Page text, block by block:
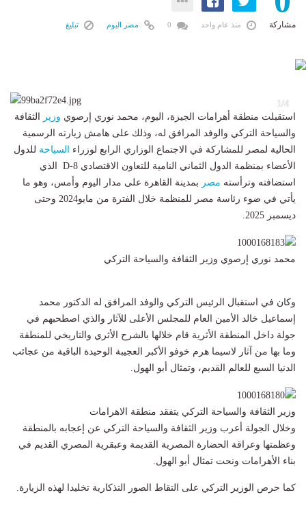
مشاركة منذ عام واحد مصر اليوم تبليغ
1/4
استقبلت منطقة أهرامات الجيزة، اليوم، محمد نوري إرصوي وزير
الثقافة
والسياحة التركي والوفد المرافق له، وذلك على هامش زيارته الرسمية
الحالية لمصر للمشاركة في الاجتماع الوزاري الرابع لوزراء
السياحة للدول
الأعضاء بمنظمة الدول الثماني النامية للتعاون الاقتصادي D-8 الذي
استضافته وترأسته مصر بمدينة القاهرة على مدار اليوم وأمس، وهو ما
يأتي في ضوء رئاسة مصر للمنظمة خلال الفترة من مايو2024 وحتى
ديسمبر 2025.
محمد نوري إرصوي وزير الثقافة والسياحة التركي
وكان في استقبال الرئيس التركي والوفد المرافق له الدكتور محمد
إسماعيل خالد الأمين العام للمجلس الأعلى للآثار والذي اصطحبهم في
جولة داخل المنطقة الأثرية قام خلالها بالشرح الأثري والتاريخي للمنطقة
وما بها من آثار لاسيما هرم خوفو الأكبر العجيبة الوحيدة الباقية من عجائب
الدنيا السبع للعالم القديم، وتمثال أبو الهول.
وزير الثقافة والسياحة التركي يتفقد منطقة الاهرامات
وخلال الجولة أعرب وزير الثقافة والسياحة التركي عن إعجابه بالمنطقة
وعظمتها وعراقة الحضارة المصرية القديمة وعبقرية المصري القديم في
بناء الأهرامات ونحت تمثال أبو الهول.
كما حرص الوزير التركي على التقاط الصور التذكارية تخليدا لهذه الزيارة.